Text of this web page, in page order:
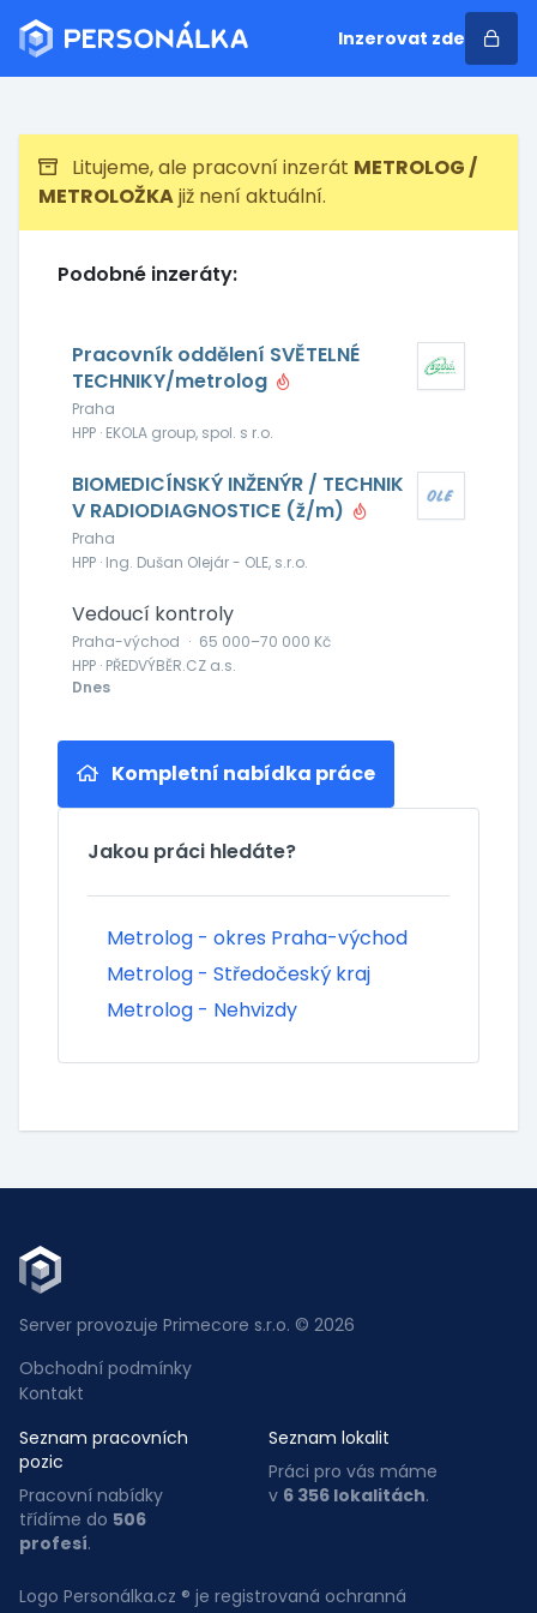
Inzerovat zde
Litujeme, ale pracovní inzerát METROLOG /
METROLOŽKAjiž není aktuální.
Podobné inzeráty:
Pracovník oddělení SVĚTELNÉ
TECHNIKY/metrolog
Praha
HPP · EKOLA group, spol. s r.o.
BIOMEDICÍNSKÝ INŽENÝR / TECHNIK
V RADIODIAGNOSTICE (ž/m)
Praha
HPP · Ing. Dušan Olejár - OLE, s.r.o.
Vedoucí kontroly
Praha-východ · 65 000–70 000 Kč
HPP · PŘEDVÝBĚR.CZ a.s.
Dnes
Kompletní nabídka práce
Jakou práci hledáte?
Metrolog - okres Praha-východ
Metrolog - Středočeský kraj
Metrolog - Nehvizdy
Server provozuje Primecore s.r.o. © 2026
Obchodní podmínky
Kontakt
Seznam pracovních
pozic
Pracovní nabídky
třídíme do 506
profesí.
Seznam lokalit
Práci pro vás máme
v 6 356 lokalitách.
Logo Personálka.cz ® je registrovaná ochranná